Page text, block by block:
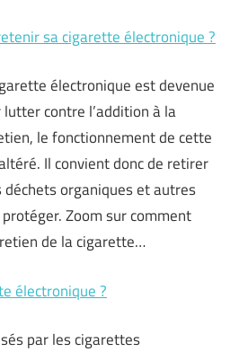
sa cigarette électronique ?
électronique est devenue
contre l’addition à la
le fonctionnement de cette
Il convient donc de retirer
organiques et autres
Zoom sur comment
de la cigarette…
électronique ?
par les cigarettes